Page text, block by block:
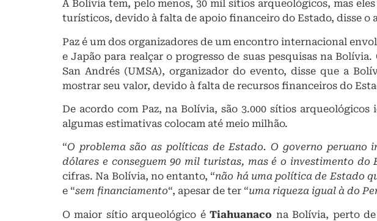
A Bolívia tem, pelo menos, 30 mil sítios arqueológicos, mas
turísticos, devido à falta de apoio financeiro do Estado, disse o
Paz é um dos organizadores de um encontro internacional
e Japão para realçar o progresso de suas pesquisas na
San Andrés (UMSA), organizador do evento, disse que a
mostrar seu valor, devido à falta de recursos financeiros do
De acordo com Paz, na Bolívia, são 3.000 sítios
algumas estimativas colocam até meio milhão.
“O problema são as políticas de Estado. O governo peruano
dólares e conseguem 90 mil turistas, mas é o investimento do
cifras. Na Bolívia, no entanto, “não há uma política de Estado
e “sem financiamento“, apesar de ter “uma riqueza igual à do
O maior sítio arqueológico éTiahuanaco na Bolívia, perto